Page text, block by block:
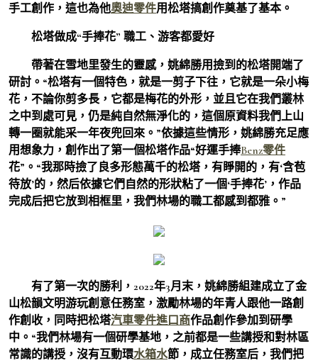
手工創作，這也為他奧迪零件用松塔搞創作奠基了基本。
松塔做成“手捧花” 職工、游客都愛好
帶著在雪地里發生的靈感，姚綿勝用撿到的松塔開端了
研討。“松塔有一個特色，就是一剪子下往，它就是一朵小梅
花，不論你剪多長，它都是梅花的外形，並且它在我們叢林
之中到處可見，仍是純自然無淨化的，這個原資料我們上山
轉一圈就能采一年夜兜回來。”依據這些情形，姚綿勝充足應
用想象力，創作出了第一個松塔作品“好運手捧Benz零件
花”。“我那時撿了良多形態萬千的松塔，有睜開的，有‘含苞
待放’的，然后依據它們自然的形狀粘了一個‘手捧花’，作品
完成后把它放到相框里，我們林場的職工都感到都雅。”
有了第一次的勝利，2022年3月末，姚綿勝組建成立了金
山松韻文明游玩創意任務室，激勵林場的年青人跟他一路創
作創收，同時把松塔汽車零件進口商作品創作參加到研學
中。“我們林場有一個研學基地，之前都是一些講授和對林區
常識的講授，沒有互動環水箱水節，成立任務室后，我們把